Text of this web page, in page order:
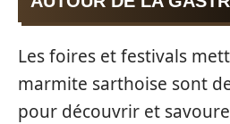
Les foires et festivals
marmite sarthoise sont
pour découvrir et